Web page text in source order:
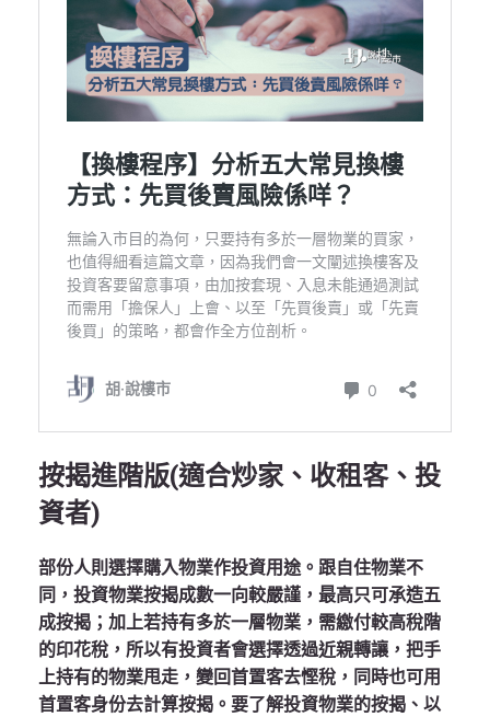
按揭進階版(適合炒家、收租客、投
資者)
部份人則選擇購入物業作投資用途。跟自住物業不
同，投資物業按揭成數一向較嚴謹，最高只可承造五
成按揭；加上若持有多於一層物業，需繳付較高稅階
的印花稅，所以有投資者會選擇透過近親轉讓，把手
上持有的物業甩走，變回首置客去慳稅，同時也可用
首置客身份去計算按揭。要了解投資物業的按揭、以